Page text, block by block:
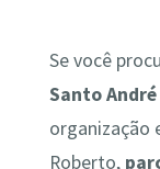
Se você
Santo André
organização
Roberto,